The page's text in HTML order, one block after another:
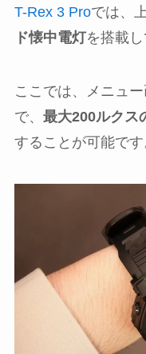
T-Rex 3 Proでは、
ド懐中電灯を搭載し
ここでは、メニュ
で、 最大200ルクス
することが可能です